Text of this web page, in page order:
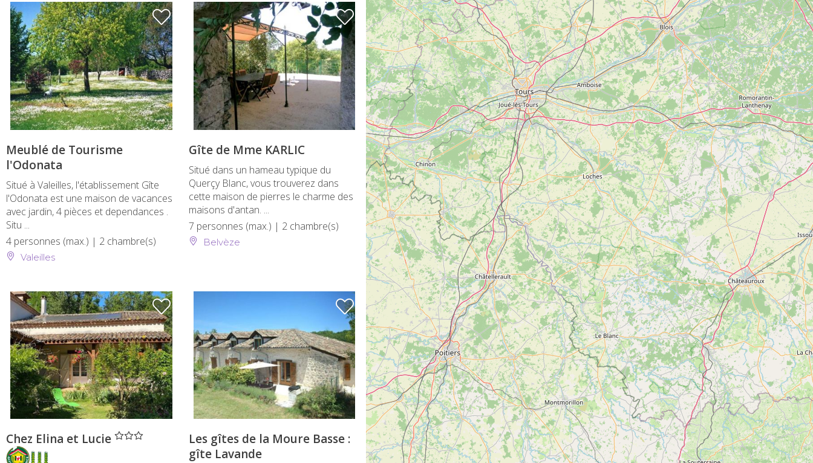
Meublé de Tourisme
l'Odonata
Situé à Valeilles, l'établissement Gîte
l'Odonata est une maison de vacances
avec jardin, 4 pièces et dependances .
Situ ...
4 personnes (max.) | 2 chambre(s)
Valeilles
Gîte de Mme KARLIC
Situé dans un hameau typique du
Querçy Blanc, vous trouverez dans
cette maison de pierres le charme des
maisons d'antan. ...
7 personnes (max.) | 2 chambre(s)
Belvèze
Chez Elina et Lucie
Les gîtes de la Moure Basse :
gîte Lavande